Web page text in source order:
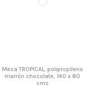
Mesa TROPICAL, polipropileno
marrón chocolate, 140 x 80
cms